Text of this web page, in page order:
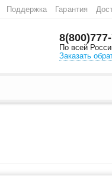
Поддержка Гарантия
По всей
Заказать